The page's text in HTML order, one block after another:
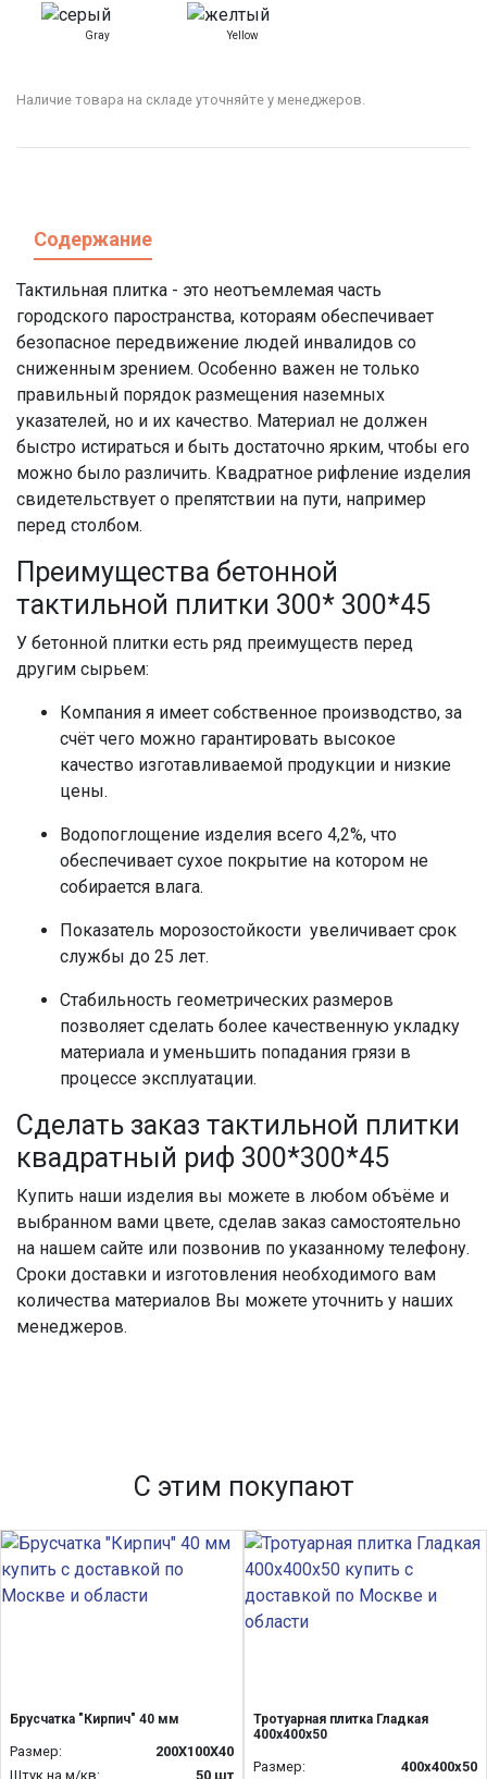
Gray Yellow
Наличие товара на складе уточняйте у менеджеров.
Содержание
Тактильная плитка - это неотъемлемая часть
городского паространства, котораям обеспечивает
безопасное передвижение людей инвалидов со
сниженным зрением. Особенно важен не только
правильный порядок размещения наземных
указателей, но и их качество. Материал не должен
быстро истираться и быть достаточно ярким, чтобы его
можно было различить. Квадратное рифление изделия
свидетельствует о препятствии на пути, например
перед столбом.
Преимущества бетонной
тактильной плитки 300* 300*45
У бетонной плитки есть ряд преимуществ перед
другим сырьем:
Компания я имеет собственное производство, за
счёт чего можно гарантировать высокое
качество изготавливаемой продукции и низкие
цены.
Водопоглощение изделия всего 4,2%, что
обеспечивает сухое покрытие на котором не
собирается влага.
Показатель морозостойкости увеличивает срок
службы до 25 лет.
Стабильность геометрических размеров
позволяет сделать более качественную укладку
материала и уменьшить попадания грязи в
процессе эксплуатации.
Сделать заказ тактильной плитки
квадратный риф 300*300*45
Купить наши изделия вы можете в любом объёме и
выбранном вами цвете, сделав заказ самостоятельно
на нашем сайте или позвонив по указанному телефону.
Сроки доставки и изготовления необходимого вам
количества материалов Вы можете уточнить у наших
менеджеров.
С этим покупают
Брусчатка "Кирпич" 40 мм
Размер:
200Х100Х40
Штук на м/кв:
50 шт
Тротуарная плитка Гладкая
400х400х50
Размер: 400х400х50